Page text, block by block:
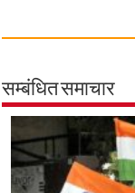
c
b
o
k
a
s
A
p
p
i
t
e
r
सम्बंधित समाचार